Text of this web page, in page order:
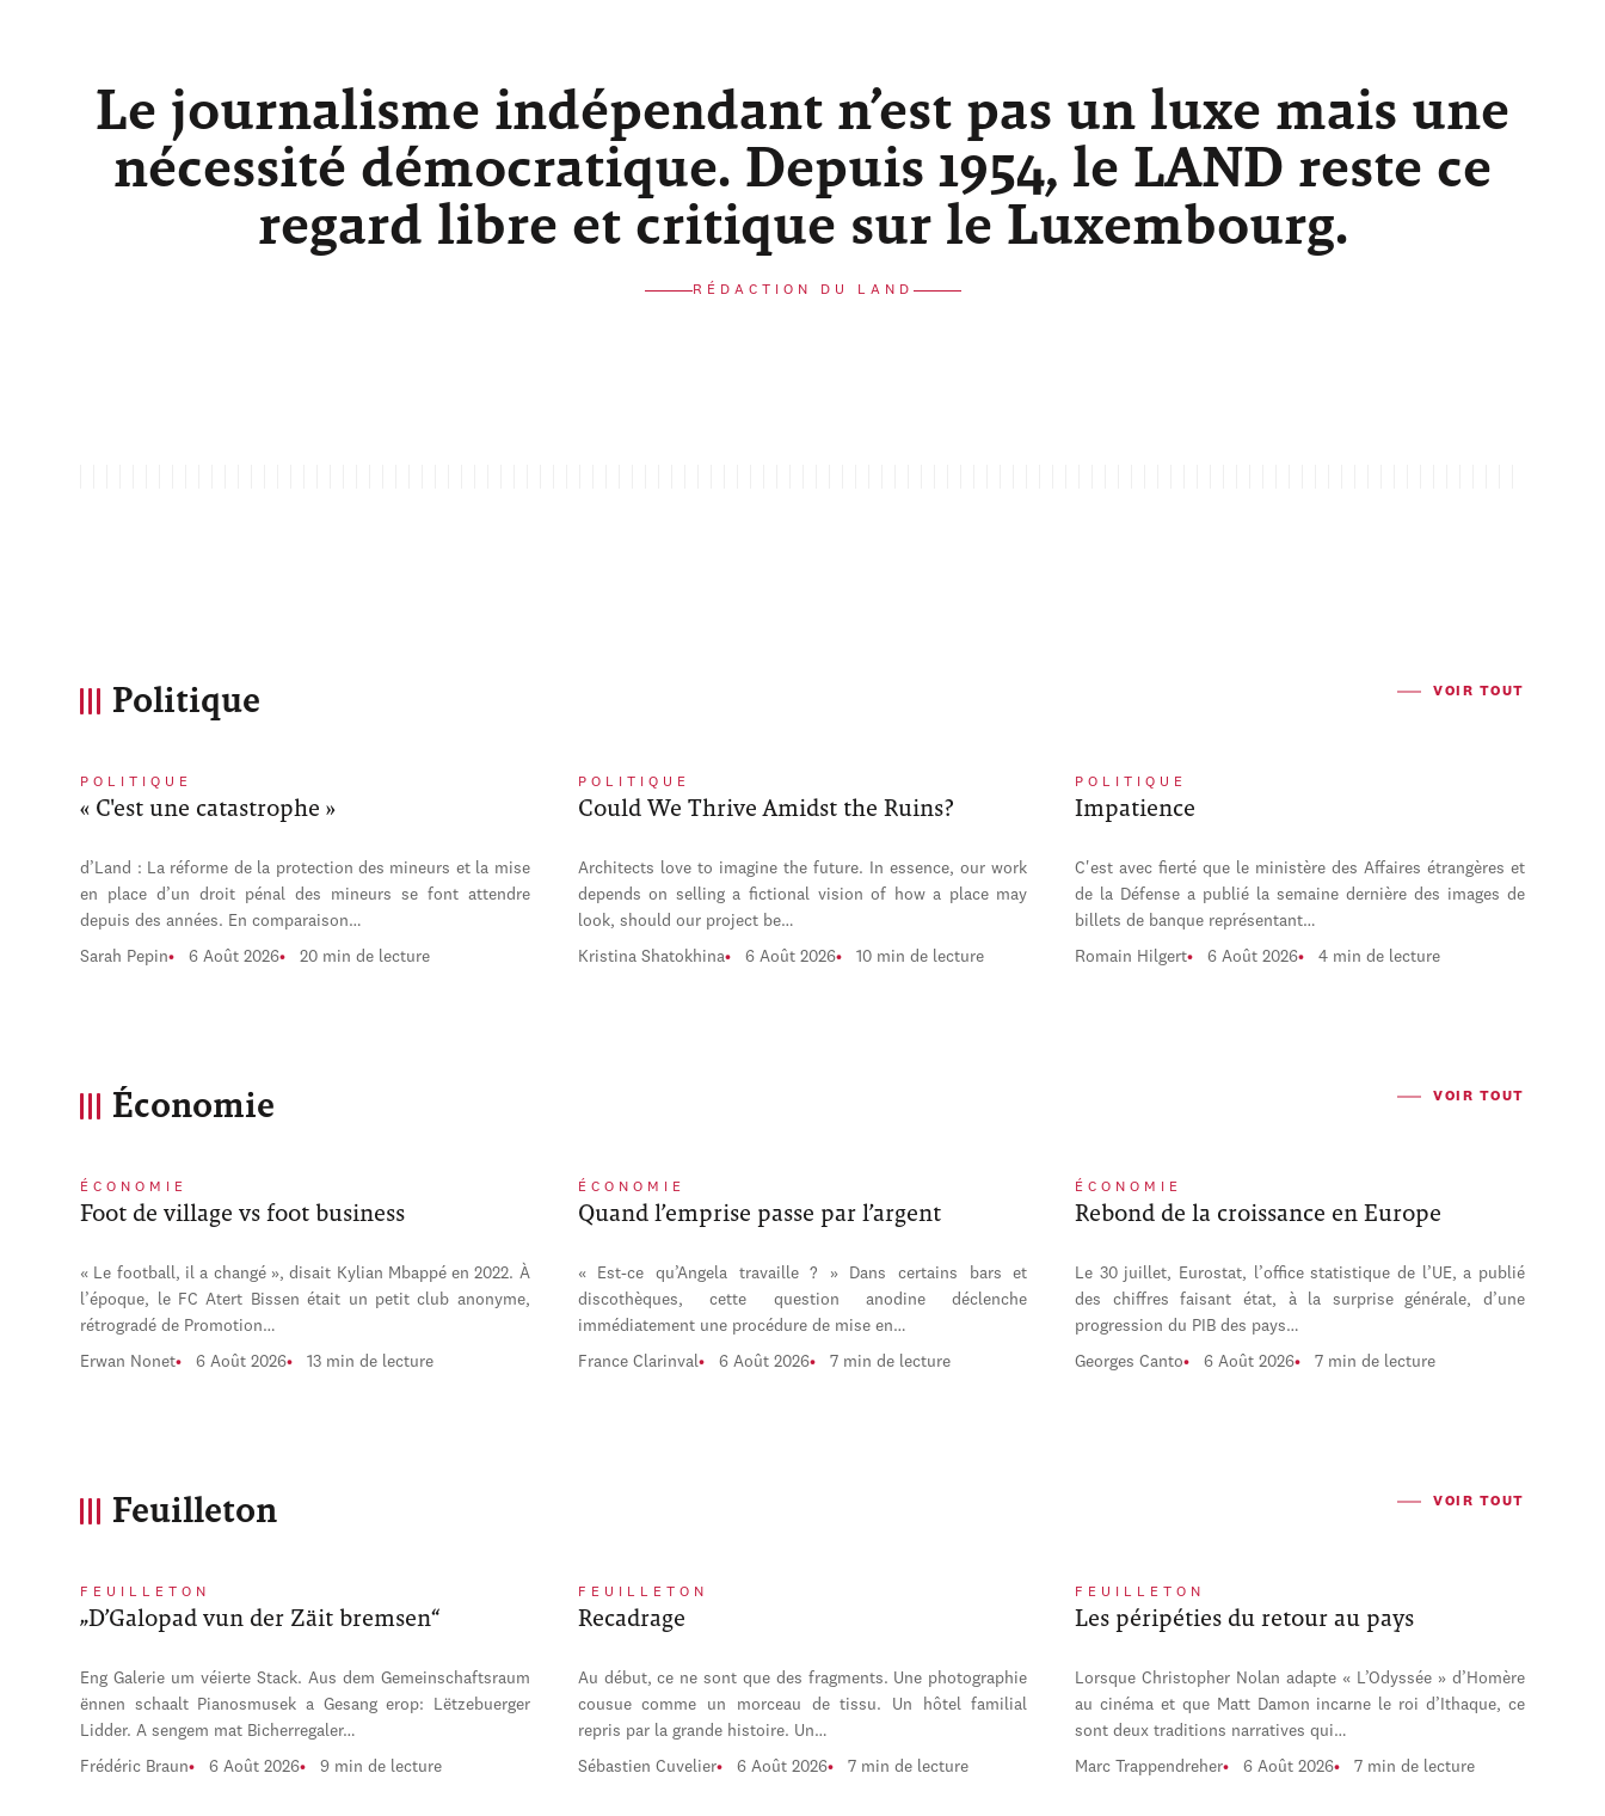
Le journalisme indépendant n’est pas un luxe mais une
nécessité démocratique. Depuis 1954, le LAND reste ce
regard libre et critique sur le Luxembourg.
RÉDACTION DU LAND
Politique VOIR TOUT
POLITIQUE
« C'est une catastrophe »
d’Land : La réforme de la protection des mineurs et la mise
en place d’un droit pénal des mineurs se font attendre
depuis des années. En comparaison…
Sarah Pepin 6 Août 2026 20 min de lecture
POLITIQUE
Could We Thrive Amidst the Ruins?
Architects love to imagine the future. In essence, our work
depends on selling a fictional vision of how a place may
look, should our project be…
Kristina Shatokhina 6 Août 2026 10 min de lecture
POLITIQUE
Impatience
C'est avec fierté que le ministère des Affaires étrangères et
de la Défense a publié la semaine dernière des images de
billets de banque représentant…
Romain Hilgert 6 Août 2026 4 min de lecture
Économie VOIR TOUT
ÉCONOMIE
Foot de village vs foot business
« Le football, il a changé », disait Kylian Mbappé en 2022. À
l’époque, le FC Atert Bissen était un petit club anonyme,
rétrogradé de Promotion…
Erwan Nonet 6 Août 2026 13 min de lecture
ÉCONOMIE
Quand l’emprise passe par l’argent
« Est-ce qu’Angela travaille ? » Dans certains bars et
discothèques, cette question anodine déclenche
immédiatement une procédure de mise en…
France Clarinval 6 Août 2026 7 min de lecture
ÉCONOMIE
Rebond de la croissance en Europe
Le 30 juillet, Eurostat, l’office statistique de l’UE, a publié
des chiffres faisant état, à la surprise générale, d’une
progression du PIB des pays…
Georges Canto 6 Août 2026 7 min de lecture
Feuilleton VOIR TOUT
FEUILLETON
„D’Galopad vun der Zäit bremsen“
Eng Galerie um véierte Stack. Aus dem Gemeinschaftsraum
ënnen schaalt Pianosmusek a Gesang erop: Lëtzebuerger
Lidder. A sengem mat Bicherregaler…
Frédéric Braun 6 Août 2026 9 min de lecture
FEUILLETON
Recadrage
Au début, ce ne sont que des fragments. Une photographie
cousue comme un morceau de tissu. Un hôtel familial
repris par la grande histoire. Un…
Sébastien Cuvelier 6 Août 2026 7 min de lecture
FEUILLETON
Les péripéties du retour au pays
Lorsque Christopher Nolan adapte « L’Odyssée » d’Homère
au cinéma et que Matt Damon incarne le roi d’Ithaque, ce
sont deux traditions narratives qui…
Marc Trappendreher 6 Août 2026 7 min de lecture